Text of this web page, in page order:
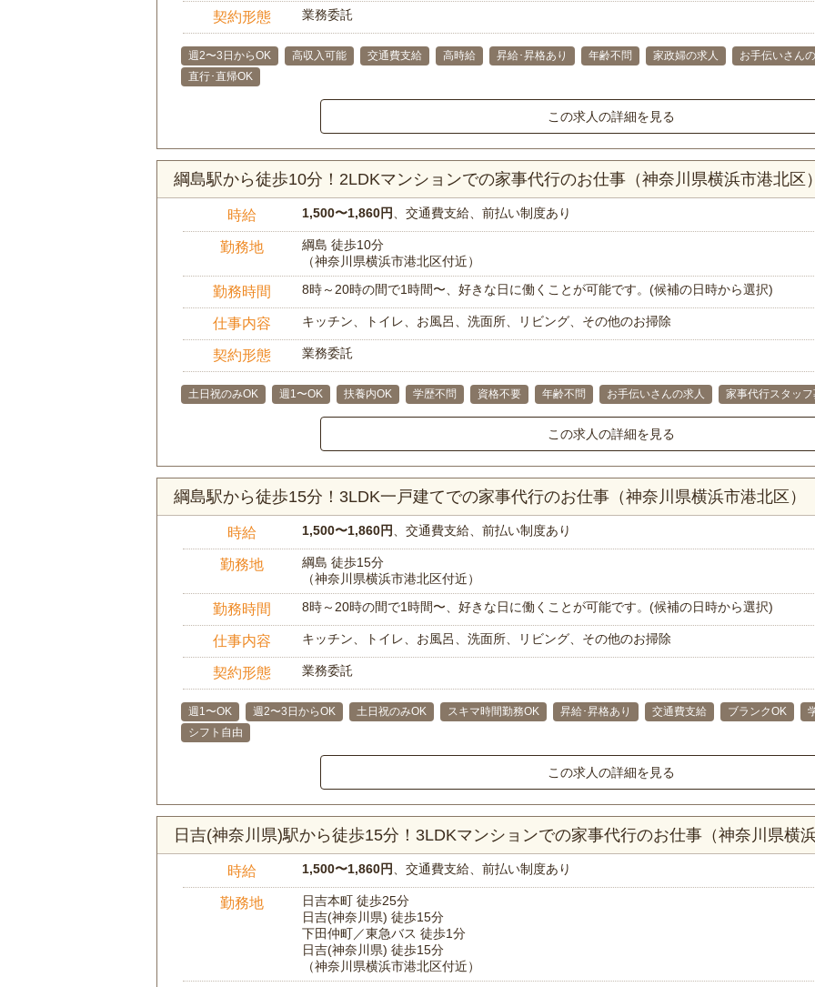
契約形態 業務委託
週2〜3日からOK 高収入可能 交通費支給 高時給 昇給･昇格あり 年齢不問 家政婦の求人 お手伝いさん
直行･直帰OK
この求人の詳細を見る
綱島駅から徒歩10分！2LDKマンションでの家事代行のお仕事（神奈川県横浜市港北区）
時給 1,500〜1,860円 、交通費支給、前払い制度あり
勤務地
綱島 徒歩10分
（神奈川県横浜市港北区付近）
勤務時間 8時～20時の間で1時間〜、好きな日に働くことが可能です。(候補の日時から選択)
仕事内容 キッチン、トイレ、お風呂、洗面所、リビング、その他のお掃除
契約形態 業務委託
土日祝のみOK 週1〜OK 扶養内OK 学歴不問 資格不要 年齢不問 お手伝いさんの求人 家事代行スタッ
この求人の詳細を見る
綱島駅から徒歩15分！3LDK一戸建てでの家事代行のお仕事（神奈川県横浜市港北区）
時給 1,500〜1,860円 、交通費支給、前払い制度あり
勤務地
綱島 徒歩15分
（神奈川県横浜市港北区付近）
勤務時間 8時～20時の間で1時間〜、好きな日に働くことが可能です。(候補の日時から選択)
仕事内容 キッチン、トイレ、お風呂、洗面所、リビング、その他のお掃除
契約形態 業務委託
週1〜OK 週2〜3日からOK 土日祝のみOK スキマ時間勤務OK 昇給･昇格あり 交通費支給 ブランクOK
シフト自由
この求人の詳細を見る
日吉(神奈川県)駅から徒歩15分！3LDKマンションでの家事代行のお仕事（神奈川県横浜
時給 1,500〜1,860円 、交通費支給、前払い制度あり
勤務地
日吉本町 徒歩25分
日吉(神奈川県) 徒歩15分
下田仲町／東急バス 徒歩1分
日吉(神奈川県) 徒歩15分
（神奈川県横浜市港北区付近）